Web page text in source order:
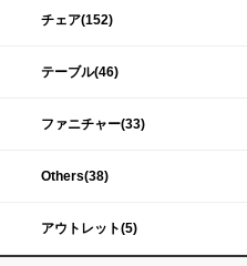
チェア(152)
テーブル(46)
ファニチャー(33)
Others(38)
アウトレット(5)